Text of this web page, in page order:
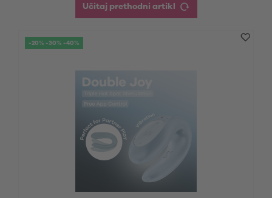
Učitaj prethodni artikl
-20% -30% -40%